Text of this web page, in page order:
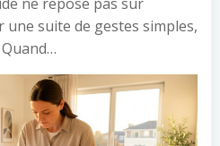
une suite de gestes simples,